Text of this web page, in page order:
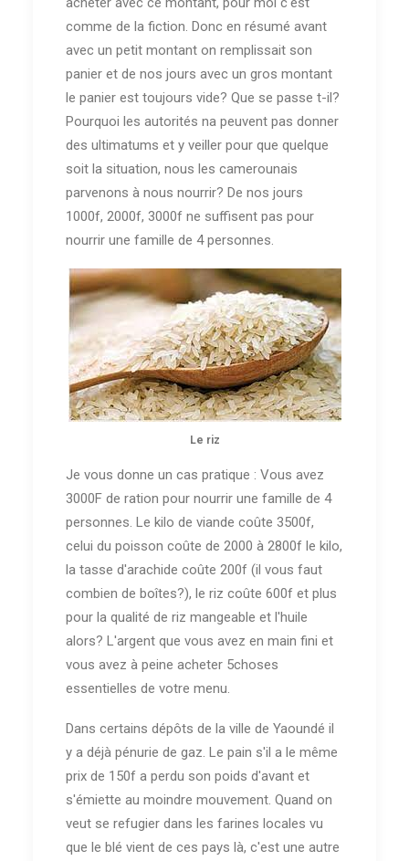
comme de la fiction. Donc en résumé avant
avec un petit montant on remplissait son
panier et de nos jours avec un gros montant
le panier est toujours vide? Que se passe t-il?
Pourquoi les autorités na peuvent pas donner
des ultimatums et y veiller pour que quelque
soit la situation, nous les camerounais
parvenons à nous nourrir? De nos jours
1000f, 2000f, 3000f ne suffisent pas pour
nourrir une famille de 4 personnes.
Le riz
Je vous donne un cas pratique : Vous avez
3000F de ration pour nourrir une famille de 4
personnes. Le kilo de viande coûte 3500f,
celui du poisson coûte de 2000 à 2800f le kilo,
la tasse d'arachide coûte 200f (il vous faut
combien de boîtes?), le riz coûte 600f et plus
pour la qualité de riz mangeable et l'huile
alors? L'argent que vous avez en main fini et
vous avez à peine acheter 5choses
essentielles de votre menu.
Dans certains dépôts de la ville de Yaoundé il
y a déjà pénurie de gaz. Le pain s'il a le même
prix de 150f a perdu son poids d'avant et
s'émiette au moindre mouvement. Quand on
veut se refugier dans les farines locales vu
que le blé vient de ces pays là, c'est une autre